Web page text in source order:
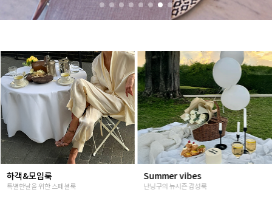
난닝구의 뉴시즌 감성룩 고객님들이 인정해주신